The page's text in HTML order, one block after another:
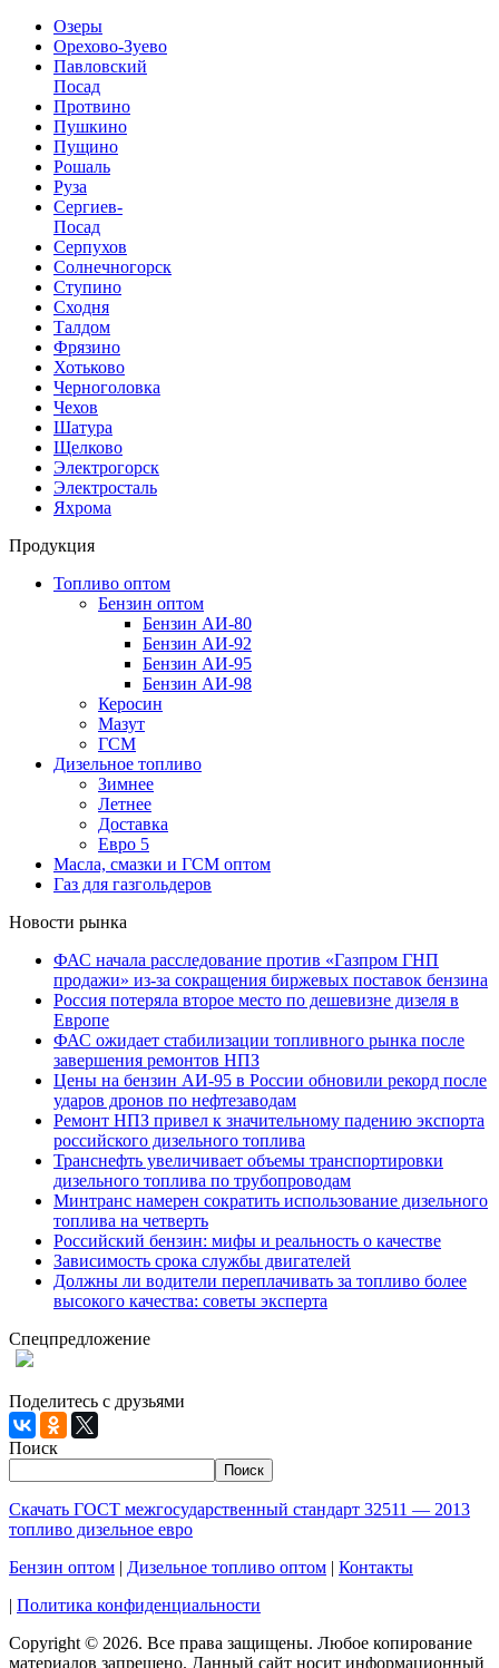
Озеры
Орехово-Зуево
Павловский
Посад
Протвино
Пушкино
Пущино
Рошаль
Руза
Сергиев-
Посад
Серпухов
Солнечногорск
Ступино
Сходня
Талдом
Фрязино
Хотьково
Черноголовка
Чехов
Шатура
Щелково
Электрогорск
Электросталь
Яхрома
Продукция
Топливо оптом
Бензин оптом
Бензин АИ-80
Бензин АИ-92
Бензин АИ-95
Бензин АИ-98
Керосин
Мазут
ГСМ
Дизельное топливо
Зимнее
Летнее
Доставка
Евро 5
Масла, смазки и ГСМ оптом
Газ для газгольдеров
Новости рынка
ФАС начала расследование против «Газпром ГНП
продажи» из-за сокращения биржевых поставок бензина
Россия потеряла второе место по дешевизне дизеля в
Европе
ФАС ожидает стабилизации топливного рынка после
завершения ремонтов НПЗ
Цены на бензин АИ-95 в России обновили рекорд после
ударов дронов по нефтезаводам
Ремонт НПЗ привел к значительному падению экспорта
российского дизельного топлива
Транснефть увеличивает объемы транспортировки
дизельного топлива по трубопроводам
Минтранс намерен сократить использование дизельного
топлива на четверть
Российский бензин: мифы и реальность о качестве
Зависимость срока службы двигателей
Должны ли водители переплачивать за топливо более
высокого качества: советы эксперта
Спецпредложение
Поделитесь с друзьями
Поиск
Поиск
Скачать ГОСТ межгосударственный стандарт 32511 — 2013
топливо дизельное евро
Бензин оптом | Дизельное топливо оптом | Контакты
| Политика конфиденциальности
Copyright © 2026. Все права защищены. Любое копирование
материалов запрещено. Данный сайт носит информационный